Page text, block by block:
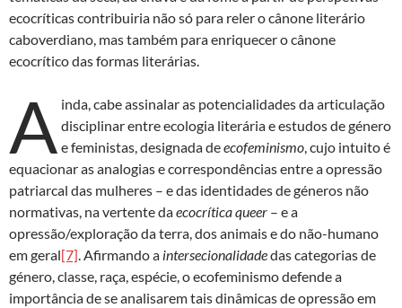
ecocríticas contribuiria não só para reler o cânone literário
caboverdiano, mas também para enriquecer o cânone
ecocrítico das formas literárias.
A inda, cabe assinalar as potencialidades da articulação
disciplinar entre ecologia literária e estudos de género
e feministas, designada deecofeminismo, cujo intuito é
equacionar as analogias e correspondências entre a opressão
patriarcal das mulheres – e das identidades de géneros não
normativas, na vertente daecocrítica queer – e a
opressão/exploração da terra, dos animais e do não-humano
em geral[7]. Afirmando a intersecionalidadedas categorias de
género, classe, raça, espécie, o ecofeminismo defende a
importância de se analisarem tais dinâmicas de opressão em